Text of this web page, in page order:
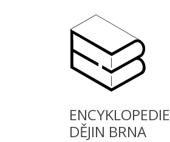
ENCYKLOPEDIE
DĚJIN BRNA